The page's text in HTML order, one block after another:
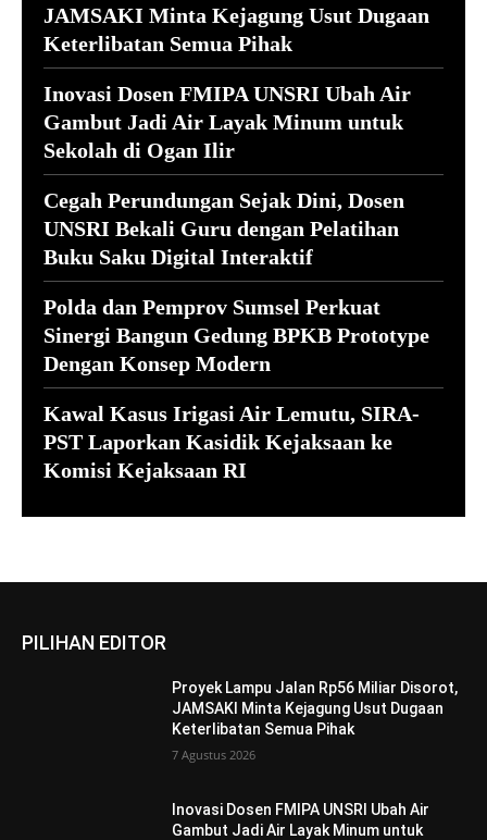
JAMSAKI Minta Kejagung Usut Dugaan
Keterlibatan Semua Pihak
Inovasi Dosen FMIPA UNSRI Ubah Air
Gambut Jadi Air Layak Minum untuk
Sekolah di Ogan Ilir
Cegah Perundungan Sejak Dini, Dosen
UNSRI Bekali Guru dengan Pelatihan
Buku Saku Digital Interaktif
Polda dan Pemprov Sumsel Perkuat
Sinergi Bangun Gedung BPKB Prototype
Dengan Konsep Modern
Kawal Kasus Irigasi Air Lemutu, SIRA-
PST Laporkan Kasidik Kejaksaan ke
Komisi Kejaksaan RI
PILIHAN EDITOR
Proyek Lampu Jalan Rp56 Miliar Disorot,
JAMSAKI Minta Kejagung Usut Dugaan
Keterlibatan Semua Pihak
7 Agustus 2026
Inovasi Dosen FMIPA UNSRI Ubah Air
Gambut Jadi Air Layak Minum untuk